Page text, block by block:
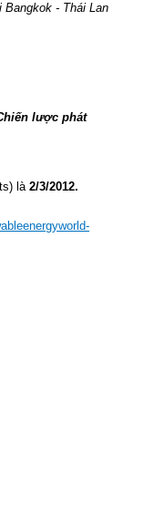
Bangkok - Thái Lan
lược phát
là 2/3/2012.